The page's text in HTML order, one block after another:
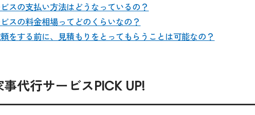
スの支払い方法はどうなっているの？
スの料金相場ってどのくらいなの？
をする前に、見積もりをとってもらうことは可能なの？
代行サービスPICK UP!